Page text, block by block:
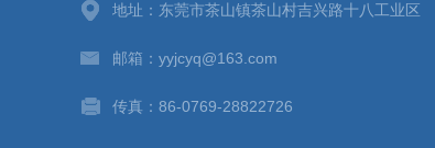
地址：东莞市茶山镇茶山村吉兴路十八工业区
邮箱：yyjcyq@163.com
传真：86-0769-28822726